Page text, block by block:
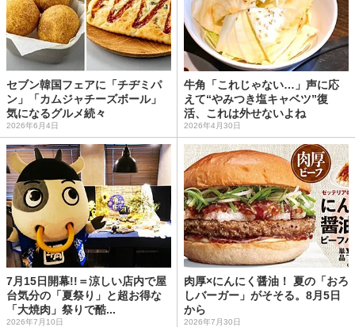
セブン韓国フェアに「チヂミパ
ン」「カムジャチーズボール」
気になるグルメ続々
2026年6月4日
牛角「これじゃない…」声に応
えて“やみつき塩キャベツ”復
活、これは外せないよね
2026年4月30日
7月15日開幕!!＝涼しい店内で屋
台気分の「夏祭り」と超お得な
「大焼肉」祭りで酷...
2026年7月10日
肉厚×にんにく醤油！ 夏の「おろ
しバーガー」がそそる。8月5日
から
2026年7月30日